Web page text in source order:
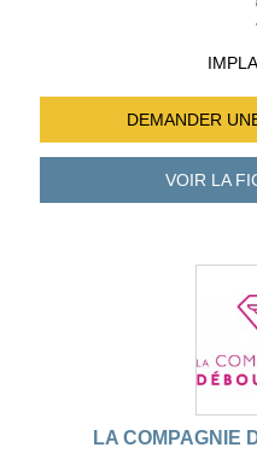
DEMANDER
VOIR LA
LA COMPAGNIE